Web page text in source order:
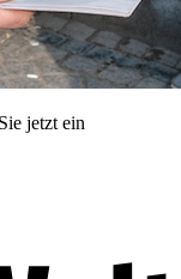
jetzt ein